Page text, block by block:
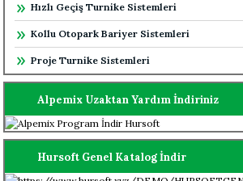
Hızlı Geçiş Turnike Sistemleri
Kollu Otopark Bariyer Sistemleri
Proje Turnike Sistemleri
Alpemix Uzaktan Yardım İndiriniz
Hursoft Genel Katalog İndir